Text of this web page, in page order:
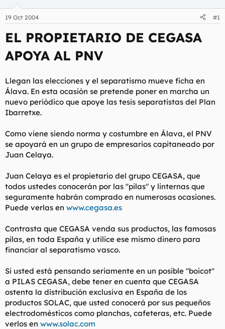
a
d
o
r
d
e
l
m
a
i
n
i
i
19 Oct 2004 #1
EL PROPIETARIO DE CEGASA
APOYA AL PNV
Llegan las elecciones y el separatismo mueve ficha en
Álava. En esta ocasión se pretende poner en marcha un
nuevo periódico que apoye las tesis separatistas del Plan
Ibarretxe.
Como viene siendo norma y costumbre en Álava, el PNV
se apoyará en un grupo de empresarios capitaneado por
Juan Celaya.
Juan Celaya es el propietario del grupo CEGASA, que
todos ustedes conocerán por las "pilas" y linternas que
seguramente habrán comprado en numerosas ocasiones.
Puede verlas en www.cegasa.es
Contrasta que CEGASA venda sus productos, las famosas
pilas, en toda España y utilice ese mismo dinero para
financiar al separatismo vasco.
Si usted está pensando seriamente en un posible "boicot"
a PILAS CEGASA, debe tener en cuenta que CEGASA
ostenta la distribución exclusiva en España de los
productos SOLAC, que usted conocerá por sus pequeños
electrodomésticos como planchas, cafeteras, etc. Puede
verlos en www.solac.com